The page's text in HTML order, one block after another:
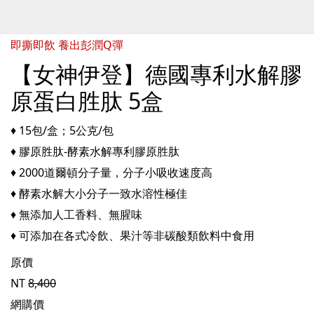
即撕即飲 養出彭潤Q彈
【女神伊登】德國專利水解膠
原蛋白胜肽 5盒
♦ 15包/盒；5公克/包
♦ 膠原胜肽-酵素水解專利膠原胜肽
♦ 2000道爾頓分子量，分子小吸收速度高
♦ 酵素水解大小分子一致水溶性極佳
♦ 無添加人工香料、無腥味
♦ 可添加在各式冷飲、果汁等非碳酸類飲料中食用
原價
NT8,400
網購價